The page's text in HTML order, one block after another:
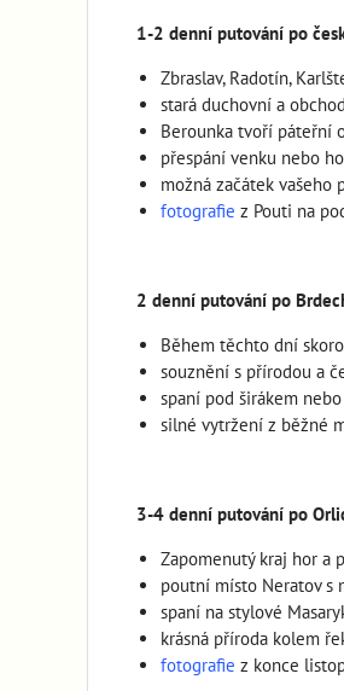
1-2 denní putování po
Zbraslav, Radotín,
stará duchovní a
Berounka tvoří páteřní
přespání venku nebo
možná začátek vašeho
fotografie z Pouti na
2 denní putování po
Během těchto dní
souznění s přírodou a
spaní pod širákem
silné vytržení z běžné
3-4 denní putování po
Zapomenutý kraj hor a
poutní místo Neratov s
spaní na stylové
krásná příroda kolem
fotografie z konce